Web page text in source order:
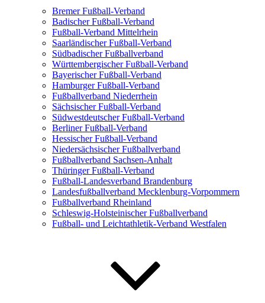
Bremer Fußball-Verband
Badischer Fußball-Verband
Fußball-Verband Mittelrhein
Saarländischer Fußball-Verband
Südbadischer Fußballverband
Württembergischer Fußball-Verband
Bayerischer Fußball-Verband
Hamburger Fußball-Verband
Fußballverband Niederrhein
Sächsischer Fußball-Verband
Südwestdeutscher Fußball-Verband
Berliner Fußball-Verband
Hessischer Fußball-Verband
Niedersächsischer Fußballverband
Fußballverband Sachsen-Anhalt
Thüringer Fußball-Verband
Fußball-Landesverband Brandenburg
Landesfußballverband Mecklenburg-Vorpommern
Fußballverband Rheinland
Schleswig-Holsteinischer Fußballverband
Fußball- und Leichtathletik-Verband Westfalen